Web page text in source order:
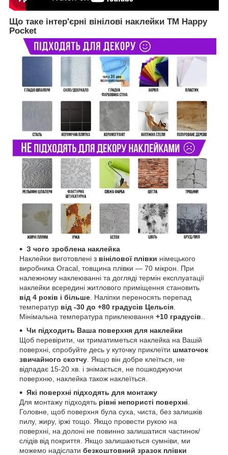
Що таке інтер'єрні вінілові наклейки ТМ Happy
Pocket
З чого зроблена наклейка
Наклейки виготовлені з вінілової плівки німецького
виробника Oracal, товщина плівки — 70 мікрон. При
належному наклеюванні та догляді термін експлуатації
наклейки всередині житлового приміщення становить
від 4 років і більше . Наліпки переносять перепад
температур від -30 до +80 градусів Цельсія
Мінімальна температура приклеювання +10 градусів
Чи підходить Ваша поверхня для наклейки
Щоб перевірити, чи триматиметься наклейка на Вашій
поверхні, спробуйте десь у куточку приклеїти шматочок
звичайного скотчу . Якщо він добре клеїться, не
відпадає 15-20 хв. і знімається, не пошкоджуючи
поверхню, наклейка також наклеїться.
Які поверхні підходять для монтажу
Для монтажу підходять рівні непористі поверхні
Головне, щоб поверхня була суха, чиста, без залишків
пилу, жиру, іржі тощо. Якщо провести рукою на
поверхні, на долоні не повинно залишатися частинок/
слідів від покриття. Якщо залишаються сумніви, ми
можемо надіслати безкоштовний зразок плівки